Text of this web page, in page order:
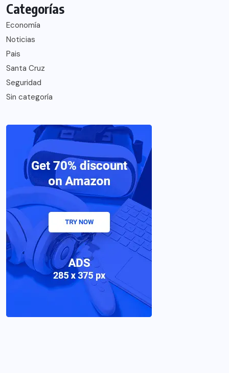
Categorías
Economía
Noticias
Pais
Santa Cruz
Seguridad
Sin categoría